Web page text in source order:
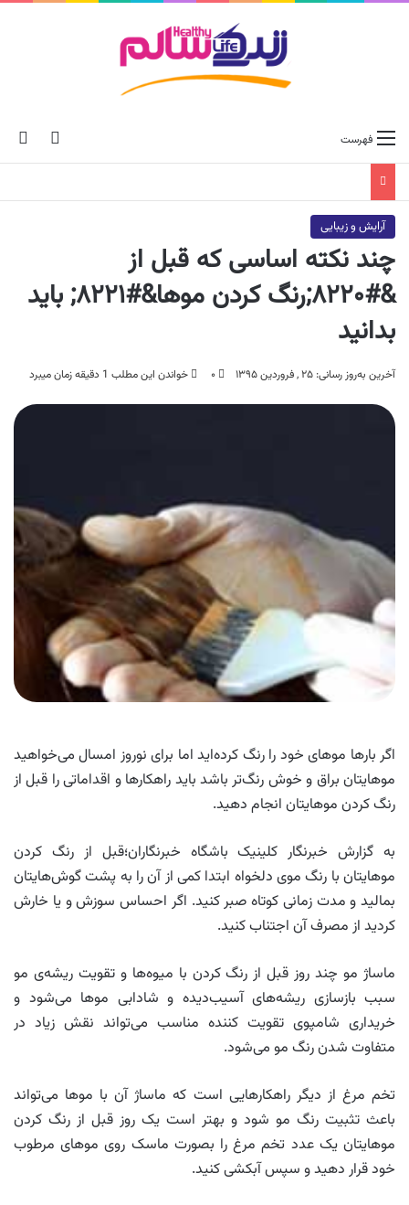
skin فهرست
آرایش و زیبایی
چند نکته اساسی که قبل از
&#۸۲۲۰;رنگ کردن موها&#۸۲۲۱; باید
بدانید
آخرین به‌روز رسانی: ۲۵ , فروردین ۱۳۹۵ ۰ خواندن این مطلب 1 دقیقه زمان میبرد
اگر بارها موهای خود را رنگ کرده‌اید اما برای نوروز امسال می‌خواهید
موهایتان براق و خوش رنگ‌تر باشد باید راهکارها و اقداماتی را قبل از
رنگ کردن موهایتان انجام دهید.
به گزارش خبرنگار کلینیک باشگاه خبرنگاران؛قبل از رنگ کردن
موهایتان با رنگ موی دلخواه ابتدا کمی از آن را به پشت گوش‌هایتان
بمالید و مدت زمانی کوتاه صبر کنید. اگر احساس سوزش و یا خارش
کردید از مصرف آن اجتناب کنید.
ماساژ مو چند روز قبل از رنگ کردن با میوه‌ها و تقویت ریشه‌ی مو
سبب بازسازی ریشه‌های آسیب‌دیده و شادابی موها می‌شود و
خریداری شامپوی تقویت کننده مناسب می‌تواند نقش زیاد در
متفاوت شدن رنگ مو می‌شود.
تخم مرغ از دیگر راهکارهایی است که ماساژ آن با موها می‌تواند
باعث تثبیت رنگ مو شود و بهتر است یک روز قبل از رنگ کردن
موهایتان یک عدد تخم مرغ را بصورت ماسک روی موهای مرطوب
خود قرار دهید و سپس آبکشی کنید.